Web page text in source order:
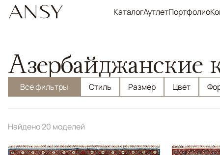
КаталогАутлетПортфолио
Азербайджанские
Все фильтры Стиль Размер Цвет
Найдено 20 моделей